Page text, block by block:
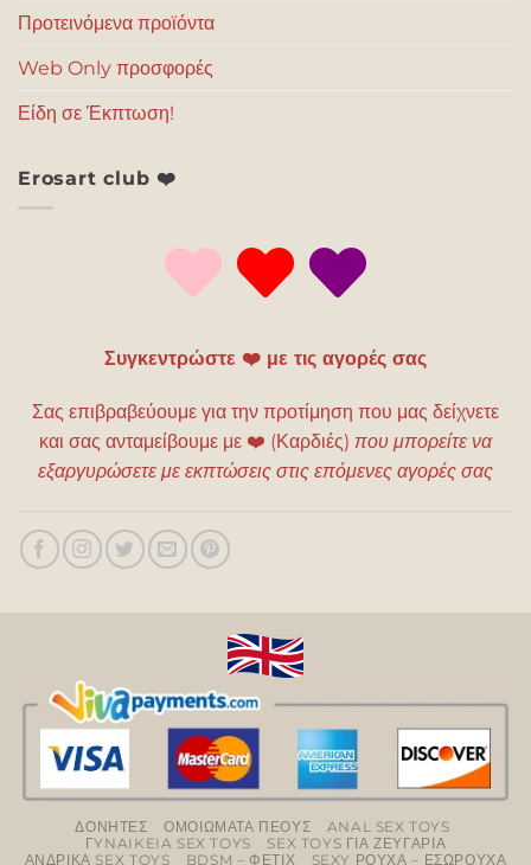
Προτεινόμενα προϊόντα
Web Only προσφορές
Είδη σε Έκπτωση!
Erosart club ❤️
Συγκεντρώστε ❤️ με τις αγορές σας
Σας επιβραβεύουμε για την προτίμηση που μας δείχνετε
και σας ανταμείβουμε με ❤️ (Καρδιές) που μπορείτε να
εξαργυρώσετε με εκπτώσεις στις επόμενες αγορές σας
ΔΟΝΗΤΕΣ ΟΜΟΙΩΜΑΤΑ ΠΕΟΥΣ
ANAL SEX TOYS
ΓYNAIKEIA SEX TOYS
SEX TOYS ΓΙΑ ΖΕΥΓΑΡΙΑ
ΑΝΔΡΙΚΑ SEX TOYS
BDSM – ΦΕΤΙΧ SEXY ΡΟΥΧΑ – ΕΣΩΡΟΥΧΑ